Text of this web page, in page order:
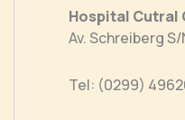
Hospital Cutral
Av. Schreiberg
Tel: (0299)